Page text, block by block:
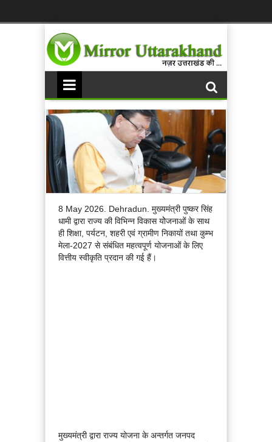
8 May 2026. Dehradun. मुख्यमंत्री पुष्कर सिंह
धामी द्वारा राज्य की विभिन्न विकास योेजनाओं के साथ
ही शिक्षा, पर्यटन, शहरी एवं ग्रामीण निकायों तथा कुम्भ
मेला-2027 से संबंधित महत्वपूर्ण योजनाओं के लिए
वित्तीय स्वीकृति प्रदान की गई हैं।
मुख्यमंत्री द्वारा राज्य योजना के अन्तर्गत जनपद